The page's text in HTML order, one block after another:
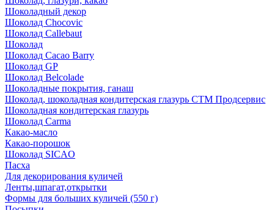
Шоколадный декор
Шоколад Chocovic
Шоколад Callebaut
Шоколад
Шоколад Cacao Barry
Шоколад GP
Шоколад Belcolade
Шоколадные покрытия, ганаш
Шоколад, шоколадная кондитерская глазурь СТМ Продсервис
Шоколадная кондитерская глазурь
Шоколад Carma
Какао-масло
Какао-порошок
Шоколад SICAO
Пасха
Для декорирования куличей
Ленты,шпагат,открытки
Формы для больших куличей (550 г)